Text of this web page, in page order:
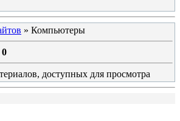
» Компьютеры
0
доступных для просмотра